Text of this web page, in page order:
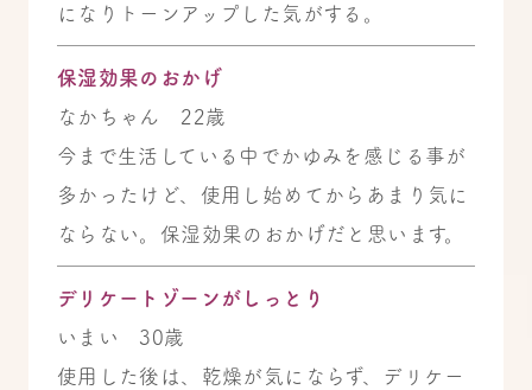
になりトーンアップした気がする。
保湿効果のおかげ
なかちゃん 22歳
今まで生活している中でかゆみを感じる事が
多かったけど、使用し始めてからあまり気に
ならない。保湿効果のおかげだと思います。
デリケートゾーンがしっとり
いまい 30歳
使用した後は、乾燥が気にならず、デリケー